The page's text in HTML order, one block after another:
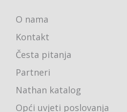
O nama
Kontakt
Česta pitanja
Partneri
Nathan katalog
Opći uvjeti poslovanja